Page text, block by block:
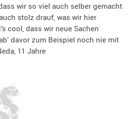
wir so viel auch selber gemacht
stolz drauf, was wir hier
cool, dass wir neue Sachen
davor zum Beispiel noch nie mit
11 Jahre